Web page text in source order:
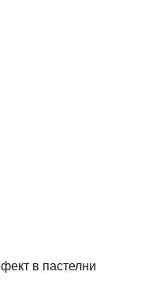
в пастелни